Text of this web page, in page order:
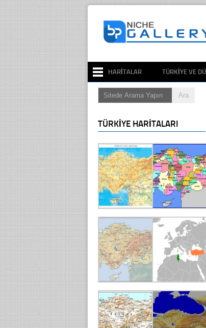
HARITALAR TÜRKIYE VE
TÜRKIYE HARITALARI